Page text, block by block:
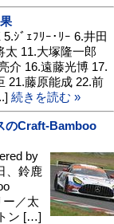
ｼﾞｪﾌﾘｰ･ﾘｰ 6.井田
太 11.大塚隆一郎
介 16.遠藤光博 17.
21.藤原能成 22.前
続きを読む »
のCraft-Bamboo
by
、鈴鹿
／太
ン […]